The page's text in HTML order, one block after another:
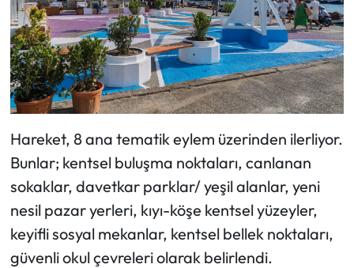
Hareket, 8 ana tematik eylem üzerinden ilerliyor.
Bunlar; kentsel buluşma noktaları, canlanan
sokaklar, davetkar parklar/ yeşil alanlar, yeni
nesil pazar yerleri, kıyı-köşe kentsel yüzeyler,
keyifli sosyal mekanlar, kentsel bellek noktaları,
güvenli okul çevreleri olarak belirlendi.